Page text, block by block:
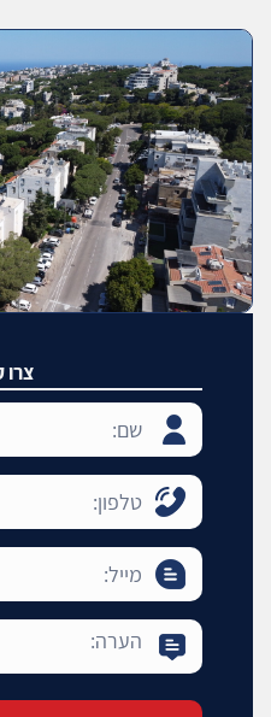
3. שאלתם ? ענינו !